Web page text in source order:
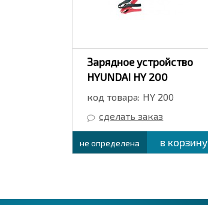
Зарядное устройство
HYUNDAI HY 200
код товара: HY 200
сделать заказ
не определена в корзину